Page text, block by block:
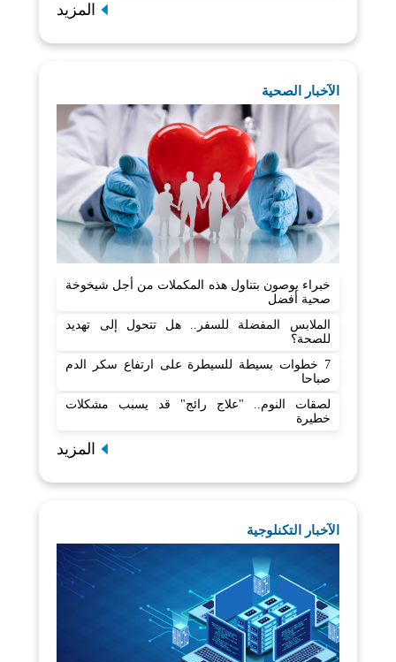
المزيد
الآخبار الصحية
خبراء يوصون بتناول هذه المكملات من أجل شيخوخة
صحية أفضل
الملابس المفضلة للسفر.. هل تتحول إلى تهديد
للصحة؟
7 خطوات بسيطة للسيطرة على ارتفاع سكر الدم
صباحا
لصقات النوم.. "علاج رائج" قد يسبب مشكلات
خطيرة
المزيد
الآخبار التكنلوجية